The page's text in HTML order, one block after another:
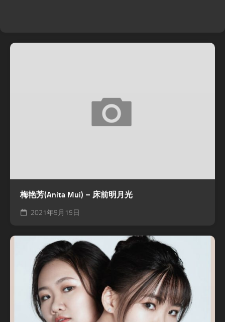
梅艳芳(Anita Mui) – 床前明月光
2021年9月15日